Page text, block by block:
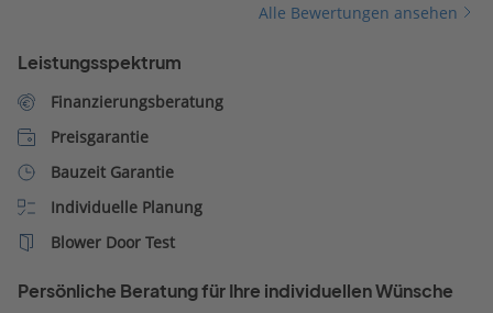
Alle Bewertungen ansehen
Leistungsspektrum
Finanzierungsberatung
Preisgarantie
Bauzeit Garantie
Individuelle Planung
Blower Door Test
Persönliche Beratung für Ihre individuellen Wünsche